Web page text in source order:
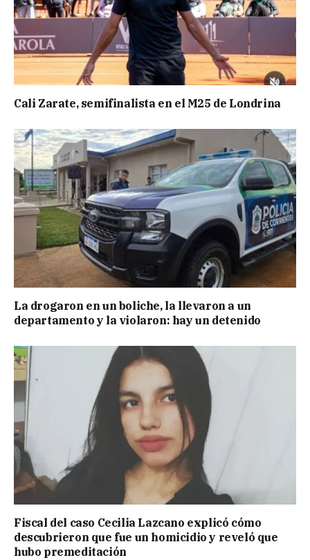
Cali Zarate, semifinalista en el M25 de Londrina
La drogaron en un boliche, la llevaron a un
departamento y la violaron: hay un detenido
Fiscal del caso Cecilia Lazcano explicó cómo
descubrieron que fue un homicidio y reveló que
hubo premeditación